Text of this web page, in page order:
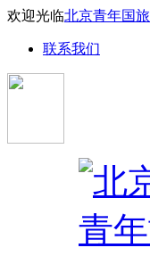
欢迎光临北京青年国旅
联系我们